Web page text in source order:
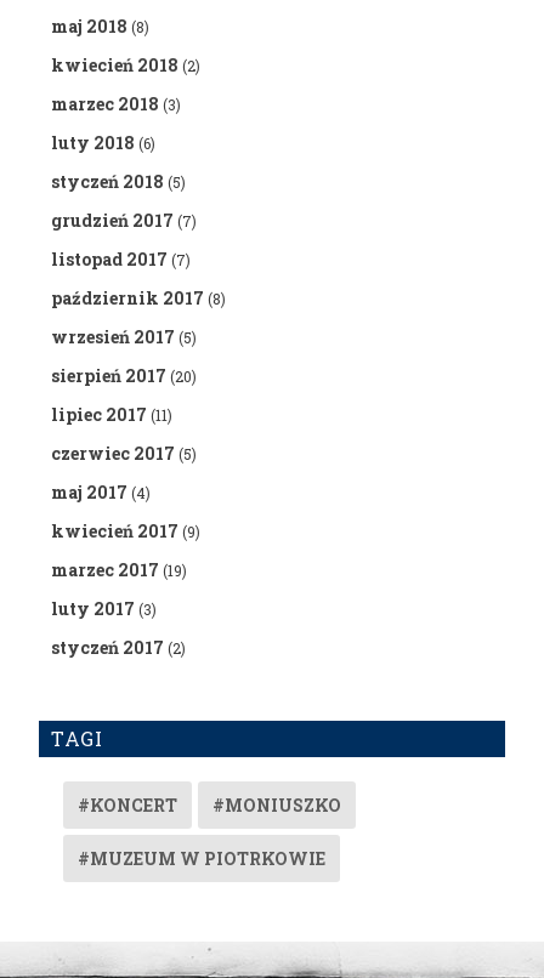
maj 2018 (8)
kwiecień 2018 (2)
marzec 2018 (3)
luty 2018 (6)
styczeń 2018 (5)
grudzień 2017 (7)
listopad 2017 (7)
październik 2017 (8)
wrzesień 2017 (5)
sierpień 2017 (20)
lipiec 2017 (11)
czerwiec 2017 (5)
maj 2017 (4)
kwiecień 2017 (9)
marzec 2017 (19)
luty 2017 (3)
styczeń 2017 (2)
TAGI
#KONCERT #MONIUSZKO
#MUZEUM W PIOTRKOWIE